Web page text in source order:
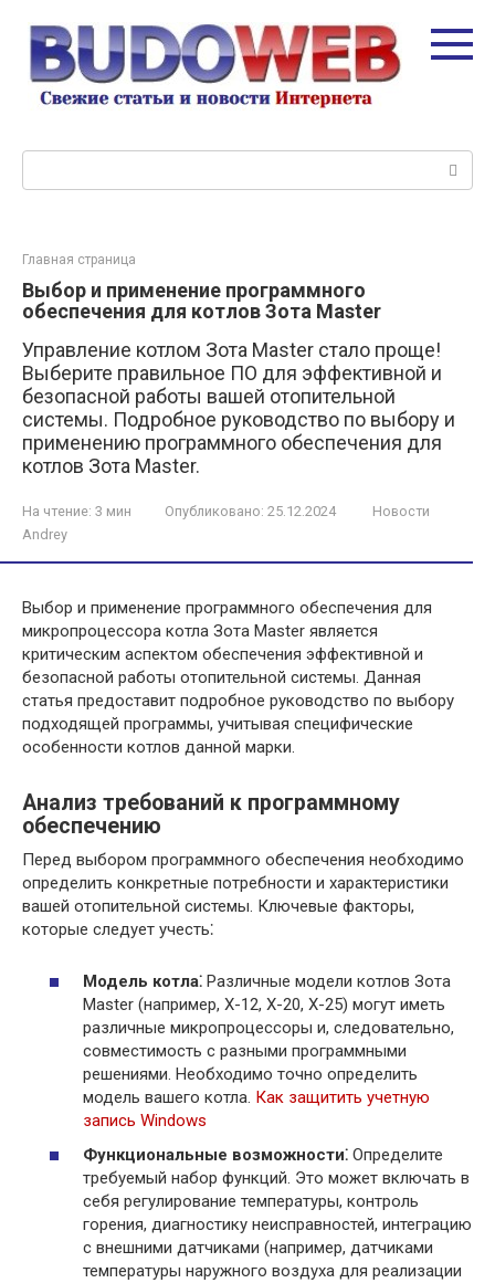
контенту
Главная страница
Выбор и применение программного
обеспечения для котлов Зота Master
Управление котлом Зота Master стало проще!
Выберите правильное ПО для эффективной и
безопасной работы вашей отопительной
системы. Подробное руководство по выбору и
применению программного обеспечения для
котлов Зота Master.
На чтение: 3 мин Опубликовано: 25.12.2024
Новости
Andrey
Выбор и применение программного обеспечения для
микропроцессора котла Зота Master является
критическим аспектом обеспечения эффективной и
безопасной работы отопительной системы. Данная
статья предоставит подробное руководство по выбору
подходящей программы, учитывая специфические
особенности котлов данной марки.
Анализ требований к программному
обеспечению
Перед выбором программного обеспечения необходимо
определить конкретные потребности и характеристики
вашей отопительной системы. Ключевые факторы,
которые следует учесть⁚
Модель котла⁚ Различные модели котлов Зота
Master (например, X-12, X-20, X-25) могут иметь
различные микропроцессоры и, следовательно,
совместимость с разными программными
решениями. Необходимо точно определить
модель вашего котла. Как защитить учетную
запись Windows
Функциональные возможности⁚ Определите
требуемый набор функций. Это может включать в
себя регулирование температуры, контроль
горения, диагностику неисправностей, интеграцию
с внешними датчиками (например, датчиками
температуры наружного воздуха для реализации